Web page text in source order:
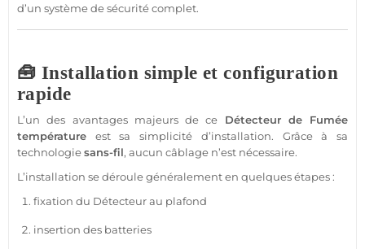
d’un systèmedesécuritécomplet.
🧰 Installation simple et configuration
rapide
L’un des avantages majeurs de ce Détecteur de Fumée
température est sa simplicité d’installation. Grâce à sa
technologiesans-fil, aucun câblage n’est nécessaire.
L’installation se déroule généralement en quelques étapes :
fixation du Détecteurau plafond
insertion des batteries